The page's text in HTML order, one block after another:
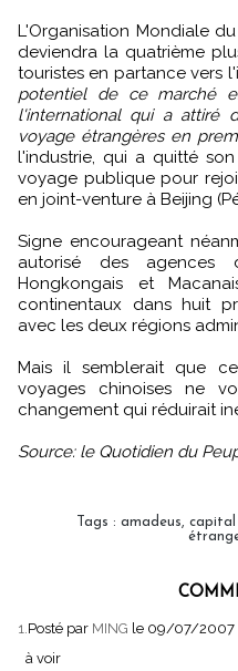
L'Organisation Mondiale
deviendra la quatrième
touristes en partance vers
potentiel de ce marché
l'international qui a attiré
voyage étrangères en
l'industrie, qui a quitté
voyage publique pour
en joint-venture à Beijing
Signe encourageant
autorisé des agences
Hongkongais et
continentaux dans huit
avec les deux régions
Mais il semblerait que
voyages chinoises ne
changement qui réduirait
Source: le Quotidien du
Tags : amadeus, capital
1.Posté par MING le 09/07/2007
à voir